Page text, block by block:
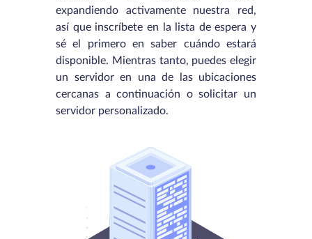
expandiendo activamente nuestra red,
así que inscríbete en la lista de espera y
sé el primero en saber cuándo estará
disponible. Mientras tanto, puedes elegir
un servidor en una de las ubicaciones
cercanas a continuación o solicitar un
servidor personalizado.